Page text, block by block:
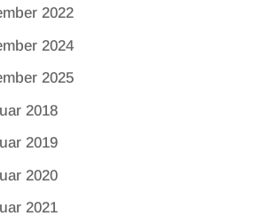
2022
2024
2025
2018
2019
2020
2021